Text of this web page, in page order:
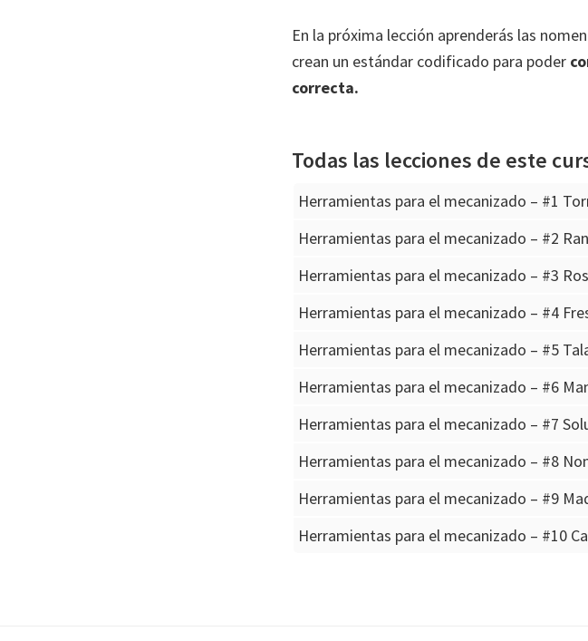
En la próxima lección aprenderás las
crean un estándar codificado para poder
correcta.
Todas las lecciones de este
Herramientas para el mecanizado – #1
Herramientas para el mecanizado – #2
Herramientas para el mecanizado – #3
Herramientas para el mecanizado – #4
Herramientas para el mecanizado – #5
Herramientas para el mecanizado – #6
Herramientas para el mecanizado – #7
Herramientas para el mecanizado – #8
Herramientas para el mecanizado – #9
Herramientas para el mecanizado – #10